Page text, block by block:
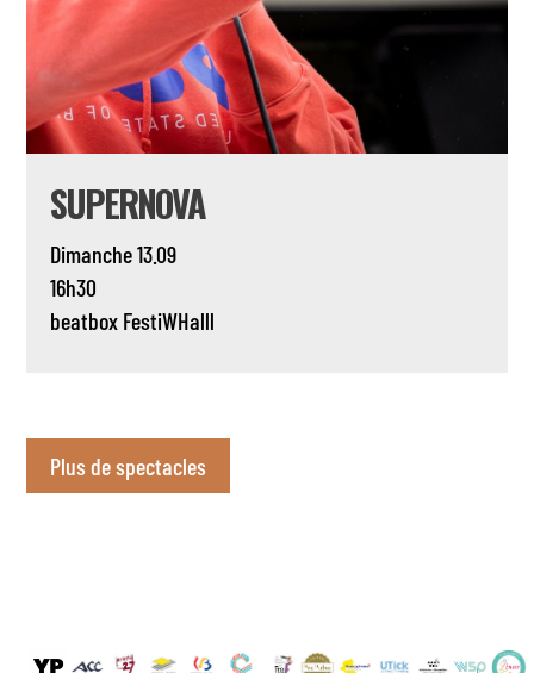
SUPERNOVA
Dimanche 13.09
16h30
beatbox FestiWHalll
Plus de spectacles